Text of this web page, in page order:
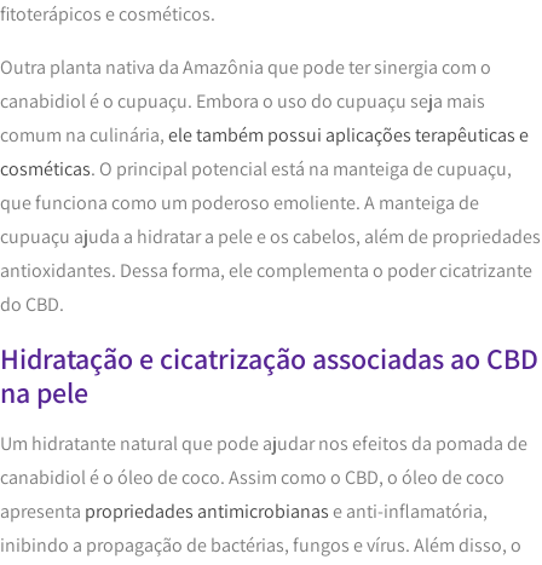
fitoterápicos e cosméticos.
Outra planta nativa da Amazônia que pode ter sinergia com o
canabidiol é o cupuaçu. Embora o uso do cupuaçu seja mais
comum na culinária,ele também possui aplicações terapêuticas e
cosméticas. O principal potencial está na manteiga de cupuaçu,
que funciona como um poderoso emoliente. A manteiga de
cupuaçu ajuda a hidratar a pele e os cabelos, além de propriedades
antioxidantes. Dessa forma, ele complementa o poder cicatrizante
do CBD.
Hidratação e cicatrização associadas ao CBD
na pele
Um hidratante natural que pode ajudar nos efeitos da pomada de
canabidiol é o óleo de coco. Assim como o CBD, o óleo de coco
apresenta propriedades antimicrobianase anti-inflamatória,
inibindo a propagação de bactérias, fungos e vírus. Além disso, o